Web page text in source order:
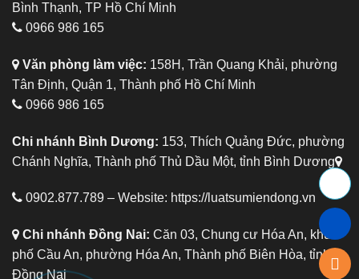
Bình Thạnh, TP Hồ Chí Minh
0966 986 165
Văn phòng làm việc: 158H, Trần Quang Khải, phường
Tân Định, Quận 1, Thành phố Hồ Chí Minh
0966 986 165
Chi nhánh Bình Dương: 153, Thích Quảng Đức, phường
Chánh Nghĩa, Thành phố Thủ Dầu Một, tỉnh Bình Dương
0902.877.789 – Website: https://luatsumiendong.vn
Chi nhánh Đồng Nai: Căn 03, Chung cư Hóa An, khu
phố Cầu An, phường Hóa An, Thành phố Biên Hòa, tỉnh
Đồng Nai